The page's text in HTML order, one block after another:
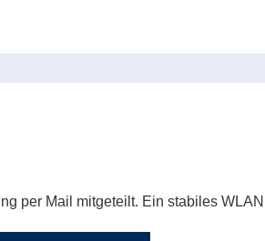
per Mail mitgeteilt. Ein stabiles